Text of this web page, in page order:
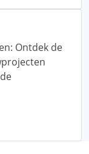
Ontdek de